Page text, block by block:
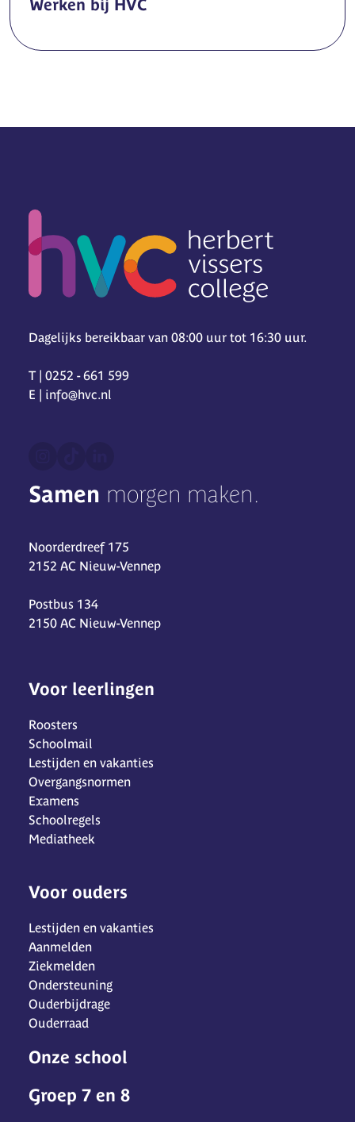
Werken bij HVC
Dagelijks bereikbaar van 08:00 uur tot 16:30 uur.
T | 0252 - 661 599
E | info@hvc.nl
Samen morgen maken.
Noorderdreef 175
2152 AC Nieuw-Vennep
Postbus 134
2150 AC Nieuw-Vennep
Voor leerlingen
Roosters
Schoolmail
Lestijden en vakanties
Overgangsnormen
Examens
Schoolregels
Mediatheek
Voor ouders
Lestijden en vakanties
Aanmelden
Ziekmelden
Ondersteuning
Ouderbijdrage
Ouderraad
Onze school
Groep 7 en 8